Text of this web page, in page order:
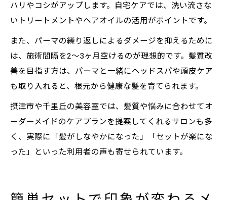
ハリやコシがアップします。自宅ケアでは、洗い流さな
いトリートメントやヘアオイルの活用がポイントです。
また、パーマの繰り返しによるダメージを抑えるために
は、施術間隔を2～3ヶ月空けるのが理想的です。髪質改
善を目指す方は、パーマと一緒にヘッドスパや頭皮ケア
も取り入れると、根元から健康な髪を育てられます。
摂津市や千里丘の美容室では、髪質や悩みに合わせてオ
ーダーメイドのケアプランを提案してくれるサロンも多
く、実際に「髪がしなやかになった」「セットが楽にな
った」といった利用者の声も寄せられています。